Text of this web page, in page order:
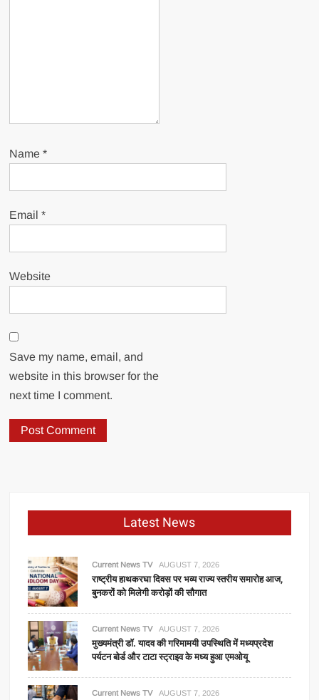
Name*
Email*
Website
Save my name, email, and
website in this browser for the
next time I comment.
Latest News
Current News TV AUGUST 7, 2026
राष्ट्रीय हाथकरघा दिवस पर भव्य राज्य स्तरीय समारोह आज,
बुनकरों को मिलेगी करोड़ों की सौगात
Current News TV AUGUST 7, 2026
मुख्यमंत्री डॉ. यादव की गरिमामयी उपस्थिति में मध्यप्रदेश
पर्यटन बोर्ड और टाटा स्ट्राइव के मध्य हुआ एमओयू
Current News TV AUGUST 7, 2026